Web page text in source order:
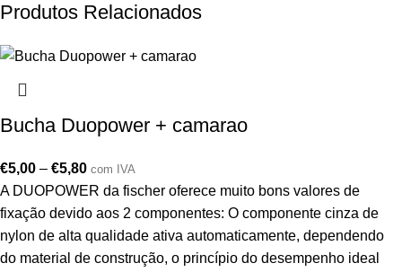
Produtos Relacionados
Bucha Duopower + camarao
€5,00 – €5,80 com IVA
A DUOPOWER da fischer oferece muito bons valores de
fixação devido aos 2 componentes: O componente cinza de
nylon de alta qualidade ativa automaticamente, dependendo
do material de construção, o princípio do desempenho ideal